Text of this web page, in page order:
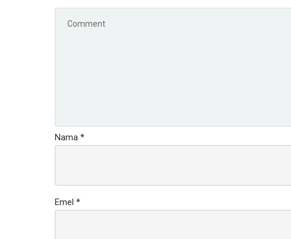
Nama *
Emel *